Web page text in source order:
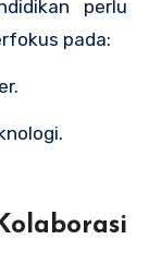
perlu
pada: